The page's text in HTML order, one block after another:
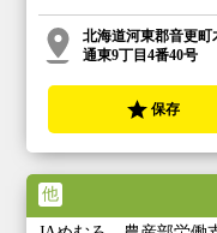
北海道河東郡音更町
通東9丁目4番40号
保存
他